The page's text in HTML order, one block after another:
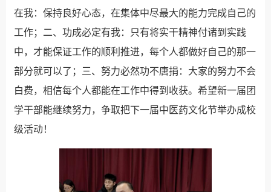
在我：保持良好心态，在集体中尽最大的能力完成自己的
工作；二、功成必定有我：只有将实干精神付诸到实践
中，才能保证工作的顺利推进，每个人都做好自己的那一
部分就可以了；三、努力必然功不唐捐：大家的努力不会
白费，相信每个人都能在工作中得到收获。希望新一届团
学干部能继续努力，争取把下一届中医药文化节举办成校
级活动！